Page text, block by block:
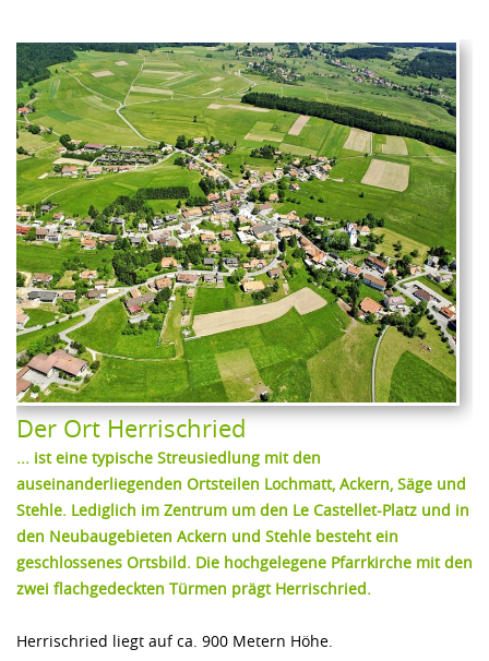
Der Ort Herrischried
... ist eine typische Streusiedlung mit den
auseinanderliegenden Ortsteilen Lochmatt, Ackern, Säge und
Stehle. Lediglich im Zentrum um den Le Castellet-Platz und in
den Neubaugebieten Ackern und Stehle besteht ein
geschlossenes Ortsbild. Die hochgelegene Pfarrkirche mit den
zwei flachgedeckten Türmen prägt Herrischried.
Herrischried liegt auf ca. 900 Metern Höhe.